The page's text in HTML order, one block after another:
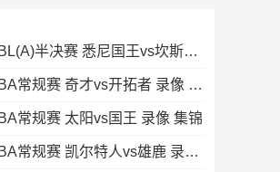
2月15日NBL(A)半决赛 悉尼国王vs坎斯大班 录像 集锦
2月15日NBA常规赛 奇才vs开拓者 录像 集锦
常规赛 太阳vs国王 录像 集锦
2月15日NBA常规赛 凯尔特人vs雄鹿 录像 集锦